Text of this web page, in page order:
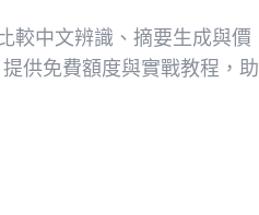
較中文辨識、摘要生成與價
供免費額度與實戰教程，助